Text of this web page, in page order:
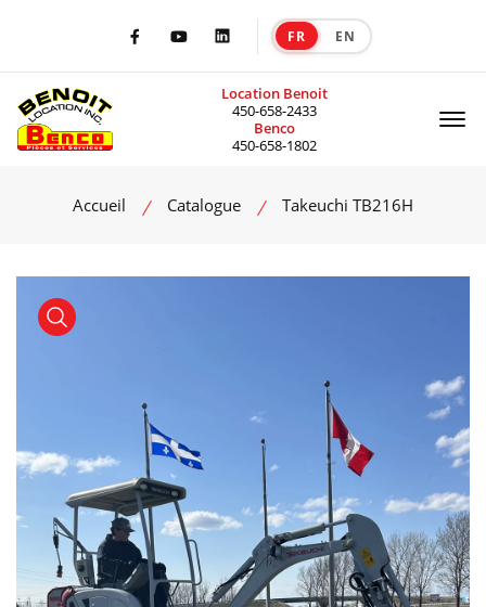
FacebookYoutubeLinkedIn FR EN
Location Benoit
450-658-2433
Benco
450-658-1802
Accueil Catalogue Takeuchi TB216H
product view